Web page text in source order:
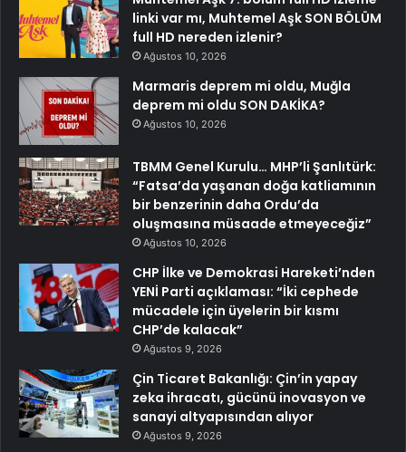
linki var mı, Muhtemel Aşk SON BÖLÜM
full HD nereden izlenir?
Ağustos 10, 2026
Marmaris deprem mi oldu, Muğla
deprem mi oldu SON DAKİKA?
Ağustos 10, 2026
TBMM Genel Kurulu… MHP’li Şanlıtürk:
“Fatsa’da yaşanan doğa katliamının
bir benzerinin daha Ordu’da
oluşmasına müsaade etmeyeceğiz”
Ağustos 10, 2026
CHP İlke ve Demokrasi Hareketi’nden
YENİ Parti açıklaması: “İki cephede
mücadele için üyelerin bir kısmı
CHP’de kalacak”
Ağustos 9, 2026
Çin Ticaret Bakanlığı: Çin’in yapay
zeka ihracatı, gücünü inovasyon ve
sanayi altyapısından alıyor
Ağustos 9, 2026